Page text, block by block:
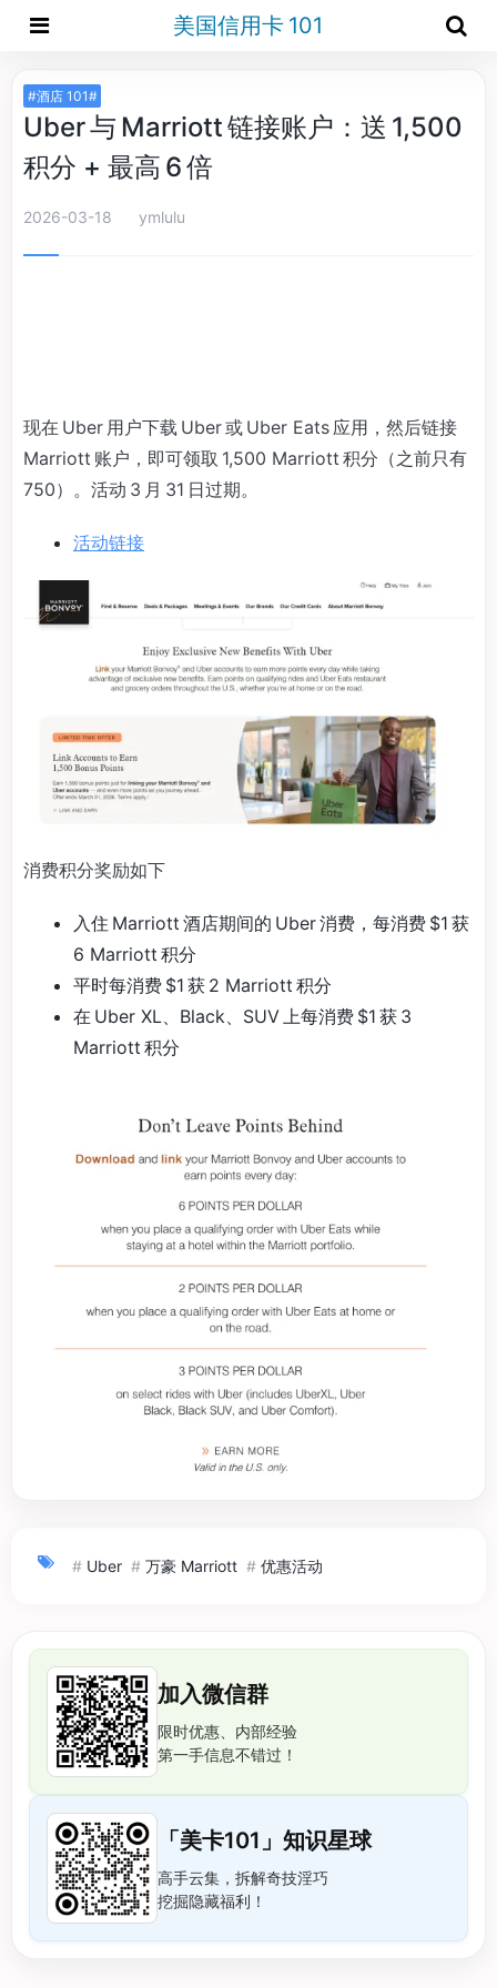
美国信用卡 101
#酒店 101#
Uber 与 Marriott 链接账户：送 1,500
积分 + 最高 6 倍
2026-03-18 ymlulu
现在 Uber 用户下载 Uber 或 Uber Eats 应用，然后链接
Marriott 账户，即可领取 1,500 Marriott 积分（之前只有
750）。活动 3 月 31 日过期。
活动链接
消费积分奖励如下
入住 Marriott 酒店期间的 Uber 消费，每消费 $1 获
6 Marriott 积分
平时每消费 $1 获 2 Marriott 积分
在 Uber XL、Black、SUV 上每消费 $1 获 3
Marriott 积分
# Uber # 万豪 Marriott # 优惠活动
加入微信群
限时优惠、内部经验
第一手信息不错过！
「美卡101」知识星球
高手云集，拆解奇技淫巧
挖掘隐藏福利！